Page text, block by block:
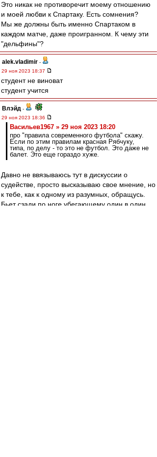
Это никак не противоречит моему отношению
и моей любви к Спартаку. Есть сомнения?
Мы же должны быть именно Спартаком в
каждом матче, даже проигранном. К чему эти
"дельфины"?
alek.vladimir -
29 ноя 2023 18:37
студент не виноват
студент учится
Влэйд -
29 ноя 2023 18:36
Васильев1967 » 29 ноя 2023 18:20
про "правила современного футбола" скажу.
Если по этим правилам красная Рябчуку,
типа, по делу - то это не футбол. Это даже не
балет. Это еще гораздо хуже.
Давно не ввязываюсь тут в дискуссии о
судействе, просто высказываю свое мнение, но
к тебе, как к одному из разумных, обращусь.
Бьет сзади по ноге убегающему один в один